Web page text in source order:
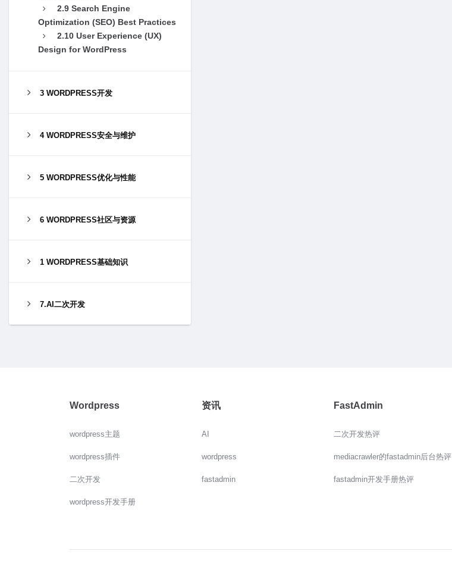
2.9 Search Engine
Optimization (SEO) Best Practices
2.10 User Experience (UX)
Design for WordPress
3 WORDPRESS开发
4 WORDPRESS安全与维护
5 WORDPRESS优化与性能
6 WORDPRESS社区与资源
1 WORDPRESS基础知识
7.AI二次开发
Wordpress
wordpress主题
wordpress插件
二次开发
wordpress开发手册
资讯
AI
wordpress
fastadmin
FastAdmin
二次开发热评
mediacrawler的fastadmin后台热评
fastadmin开发手册热评